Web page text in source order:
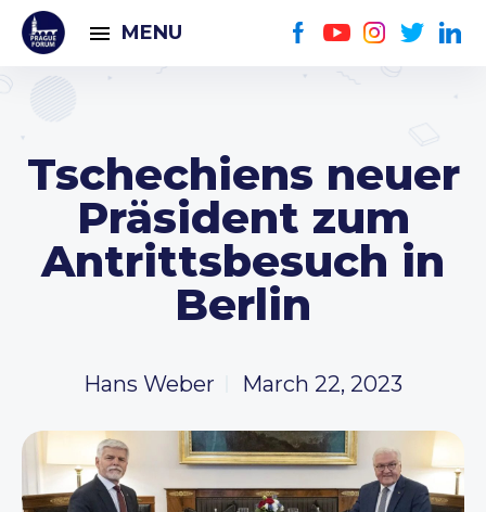
MENU
Tschechiens neuer
Präsident zum
Antrittsbesuch in
Berlin
Hans Weber March 22, 2023